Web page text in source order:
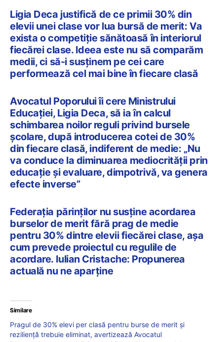
Ligia Deca justifică de ce primii 30% din
elevii unei clase vor lua bursă de merit: Va
exista o competiție sănătoasă în interiorul
fiecărei clase. Ideea este nu să comparăm
medii, ci să-i susținem pe cei care
performează cel mai bine în fiecare clasă
Avocatul Poporului îi cere Ministrului
Educației, Ligia Deca, să ia în calcul
schimbarea noilor reguli privind bursele
școlare, după introducerea cotei de 30%
din fiecare clasă, indiferent de medie: „Nu
va conduce la diminuarea mediocrității prin
educație și evaluare, dimpotrivă, va genera
efecte inverse”
Federația părinților nu susține acordarea
burselor de merit fără prag de medie
pentru 30% dintre elevii fiecărei clase, așa
cum prevede proiectul cu regulile de
acordare. Iulian Cristache: Propunerea
actuală nu ne aparține
Similare
Pragul de 30% elevi per clasă pentru burse de merit și
reziliență trebuie eliminat, avertizează Avocatul